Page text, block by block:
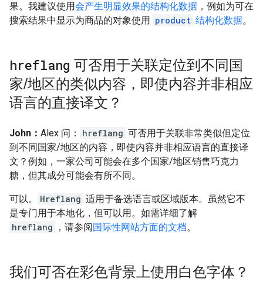
果。我建议使用会产生明显效果的结构化数据 ，例如为可在
搜索结果中显示为商品的对象使用 product 结构化数据。
hreflang 可否用于关联定位到不同国
家/地区的类似内容，即使内容并非相应
语言的直接译文？
John： Alex 问： hreflang 可否用于关联非常类似但定位
到不同国家/地区的内容，即使内容并非相应语言的直接译
文？例如，一家公司可能会在多个国家/地区销售巧克力
糖，但其成分可能会有所不同。
可以。 Hreflang 适用于备选语言或区域版本。虽然它不
是专门用于本地化，但可以用。如需详细了解
hreflang
，请参阅国际性网站方面的文档。
我们可否在彩色背景上使用白色字体？